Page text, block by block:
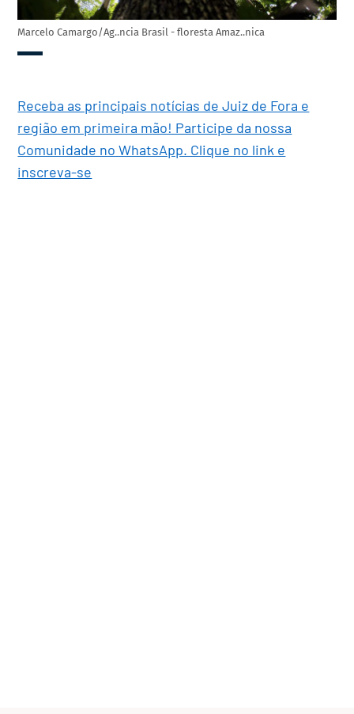
Marcelo Camargo/Ag..ncia Brasil - floresta Amaz..nica
Receba as principais notícias de Juiz de Fora e
região em primeira mão! Participe da nossa
Comunidade no WhatsApp. Clique no link e
inscreva-se